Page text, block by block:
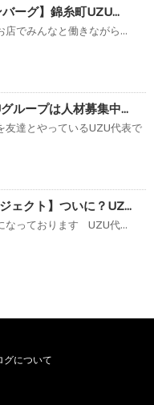
バーグ】錦糸町UZU...
でみんなと働きながら...
ループは人材募集中...
友達とやっているUZU代表で
ェクト】ついに？UZ...
なっております UZU代...
グについて